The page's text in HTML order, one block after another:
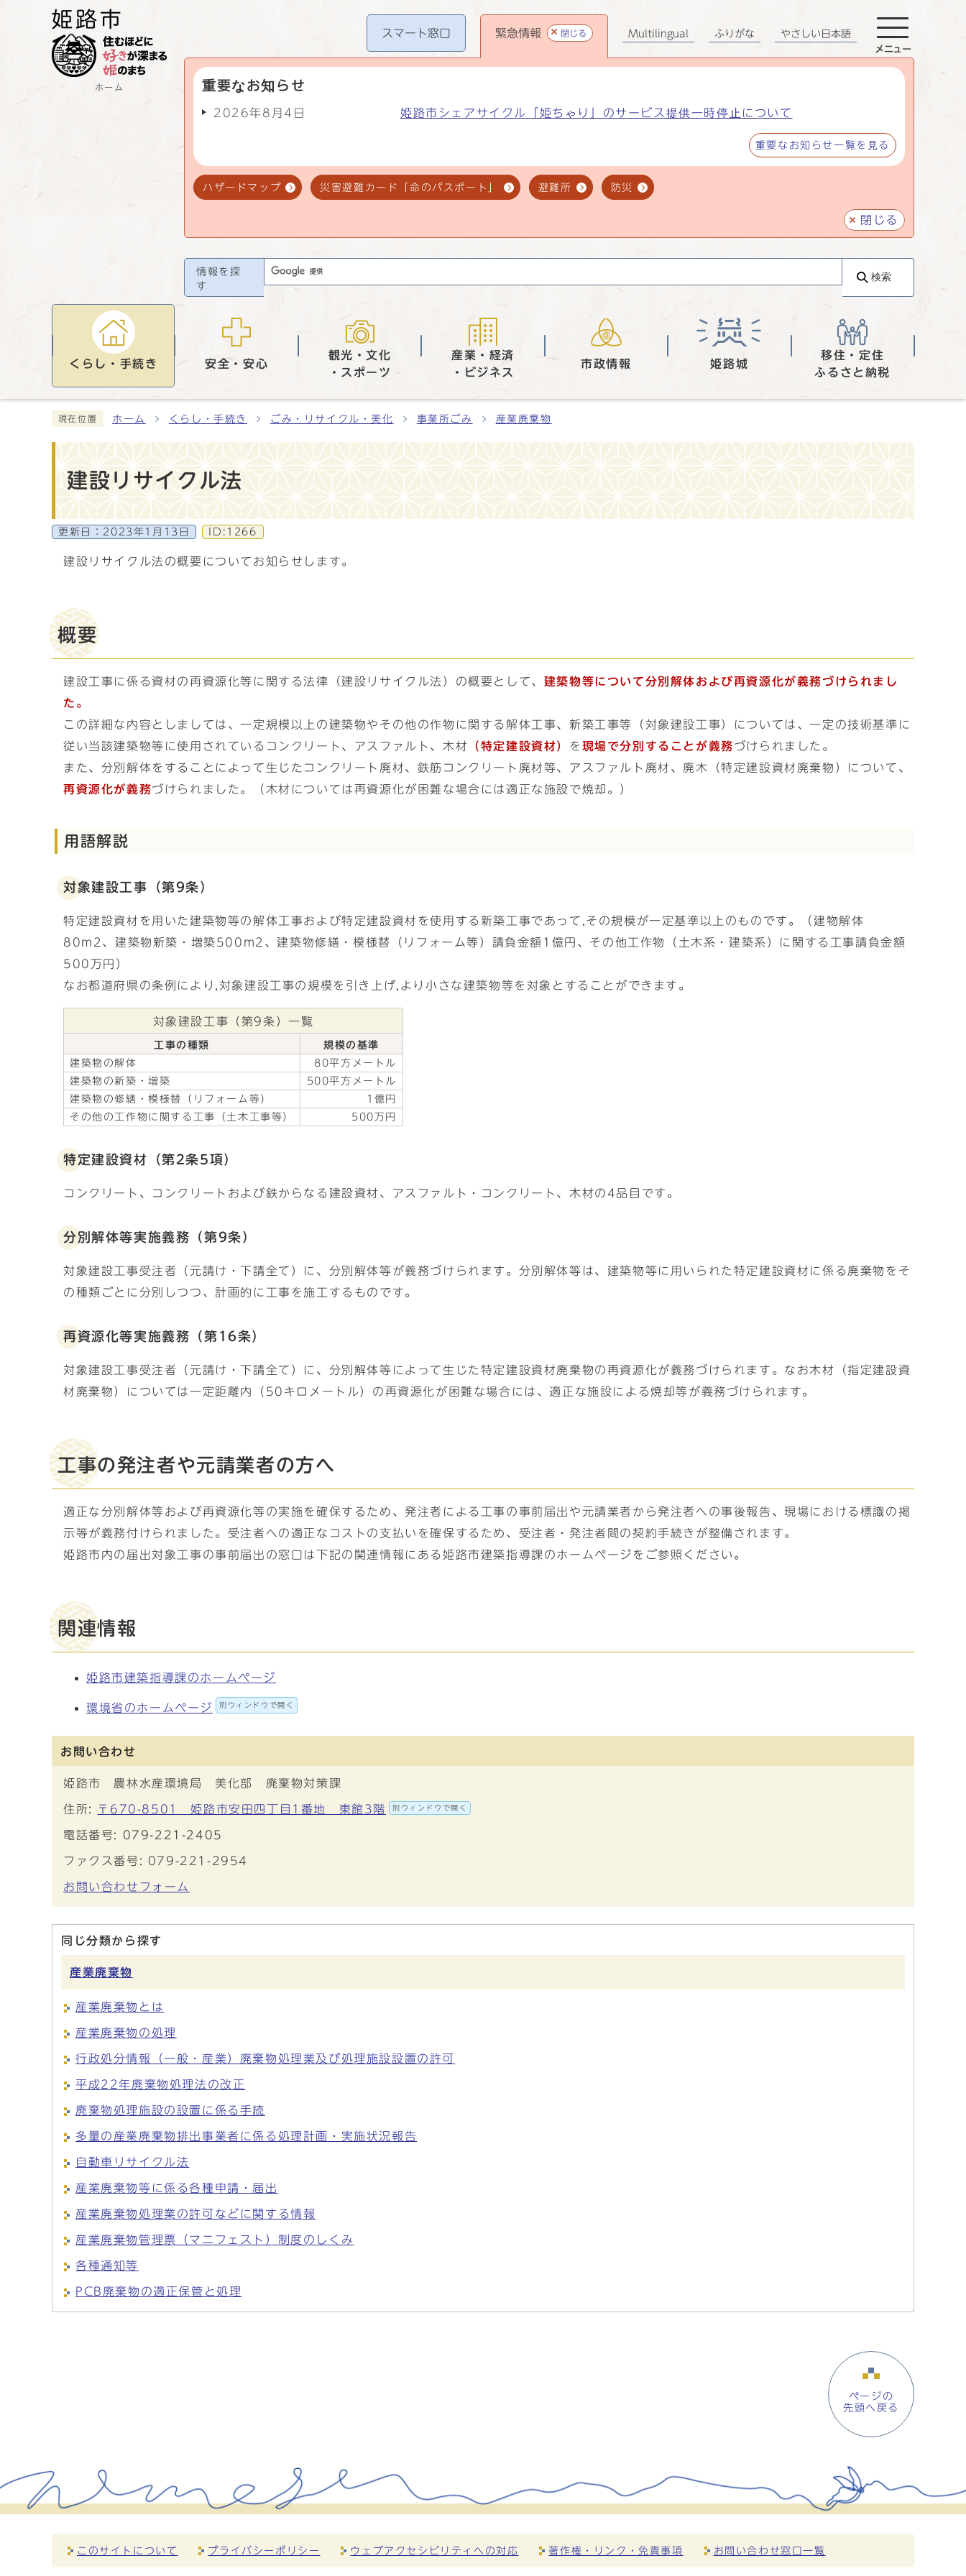
ホーム
スマート窓口 緊急情報 閉じる
重要なお知らせ
2026年8月4日 姫路市シェアサイクル「姫ちゃり」のサービス提供一時停止について
重要なお知らせ一覧を見る
ハザードマップ 災害避難カード「命のパスポート」 避難所 防災
閉じる
Multilingual ふりがな やさしい日本語
メニュー
情報を探
す
検索
くらし・手続き 安全・安心
観光・文化
・スポーツ
産業・経済
・ビジネス
市政情報 姫路城
移住・定住
ふるさと納税
現在位置 ホーム くらし・手続き ごみ・リサイクル・美化 事業所ごみ 産業廃棄物
建設リサイクル法
更新日： 2023年1月13日 ID:1266
建設リサイクル法の概要についてお知らせします。
概要
建設工事に係る資材の再資源化等に関する法律（建設リサイクル法）の概要として、 建築物等について分別解体および再資源化が義務づけられまし
た。
この詳細な内容としましては、一定規模以上の建築物やその他の作物に関する解体工事、新築工事等（対象建設工事）については、一定の技術基準に
従い当該建築物等に使用されているコンクリート、アスファルト、木材 （特定建設資材） を 現場で分別することが義務づけられました。
また、分別解体をすることによって生じたコンクリート廃材、鉄筋コンクリート廃材等、アスファルト廃材、廃木（特定建設資材廃棄物）について、
再資源化が義務づけられました。（木材については再資源化が困難な場合には適正な施設で焼却。）
用語解説
対象建設工事（第9条）
特定建設資材を用いた建築物等の解体工事および特定建設資材を使用する新築工事であって,その規模が一定基準以上のものです。（建物解体
80m2、建築物新築・増築500m2、建築物修繕・模様替（リフォーム等）請負金額1億円、その他工作物（土木系・建築系）に関する工事請負金額
500万円）
なお都道府県の条例により,対象建設工事の規模を引き上げ,より小さな建築物等を対象とすることができます。
対象建設工事（第9条）一覧
工事の種類
規模の基準
建築物の解体
80平方メートル
建築物の新築・増築
500平方メートル
建築物の修繕・模様替（リフォーム等）
1億円
その他の工作物に関する工事（土木工事等）
500万円
特定建設資材（第2条5項）
コンクリート、コンクリートおよび鉄からなる建設資材、アスファルト・コンクリート、木材の4品目です。
分別解体等実施義務（第9条）
対象建設工事受注者（元請け・下請全て）に、分別解体等が義務づけられます。分別解体等は、建築物等に用いられた特定建設資材に係る廃棄物をそ
の種類ごとに分別しつつ、計画的に工事を施工するものです。
再資源化等実施義務（第16条）
対象建設工事受注者（元請け・下請全て）に、分別解体等によって生じた特定建設資材廃棄物の再資源化が義務づけられます。なお木材（指定建設資
材廃棄物）については一定距離内（50キロメートル）の再資源化が困難な場合には、適正な施設による焼却等が義務づけられます。
工事の発注者や元請業者の方へ
適正な分別解体等および再資源化等の実施を確保するため、発注者による工事の事前届出や元請業者から発注者への事後報告、現場における標識の掲
示等が義務付けられました。受注者への適正なコストの支払いを確保するため、受注者・発注者間の契約手続きが整備されます。
姫路市内の届出対象工事の事前届出の窓口は下記の関連情報にある姫路市建築指導課のホームページをご参照ください。
関連情報
姫路市建築指導課のホームページ
環境省のホームページ 別ウィンドウで開く
お問い合わせ
姫路市 農林水産環境局 美化部 廃棄物対策課
住所: 〒670-8501 姫路市安田四丁目1番地 東館3階 別ウィンドウで開く
電話番号: 079-221-2405
ファクス番号: 079-221-2954
お問い合わせフォーム
同じ分類から探す
産業廃棄物
産業廃棄物とは
産業廃棄物の処理
行政処分情報（一般・産業）廃棄物処理業及び処理施設設置の許可
平成22年廃棄物処理法の改正
廃棄物処理施設の設置に係る手続
多量の産業廃棄物排出事業者に係る処理計画・実施状況報告
自動車リサイクル法
産業廃棄物等に係る各種申請・届出
産業廃棄物処理業の許可などに関する情報
産業廃棄物管理票（マニフェスト）制度のしくみ
各種通知等
PCB廃棄物の適正保管と処理
ページの
先頭へ戻る
このサイトについて プライバシーポリシー ウェブアクセシビリティへの対応 著作権・リンク・免責事項 お問い合わせ窓口一覧